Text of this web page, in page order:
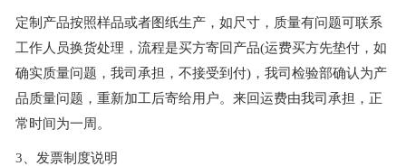
定制产品按照样品或者图纸生产，如尺寸，质量有问题可联系
工作人员换货处理，流程是买方寄回产品(运费买方先垫付，如
确实质量问题，我司承担，不接受到付)，我司检验部确认为产
品质量问题，重新加工后寄给用户。来回运费由我司承担，正
常时间为一周。
3、发票制度说明